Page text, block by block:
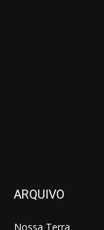
ARQUIVO
Nossa Terra